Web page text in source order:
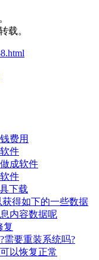
载。
费用
件
成软件
件
下载
得如下的一些数据
内容数据呢
复
需要重装系统吗?
以恢复正常